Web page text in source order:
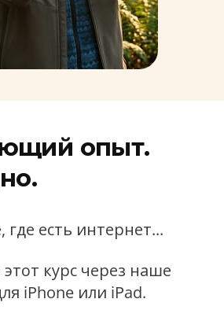
опыт.
где есть интернет...
курс через наше
iPhone или iPad.